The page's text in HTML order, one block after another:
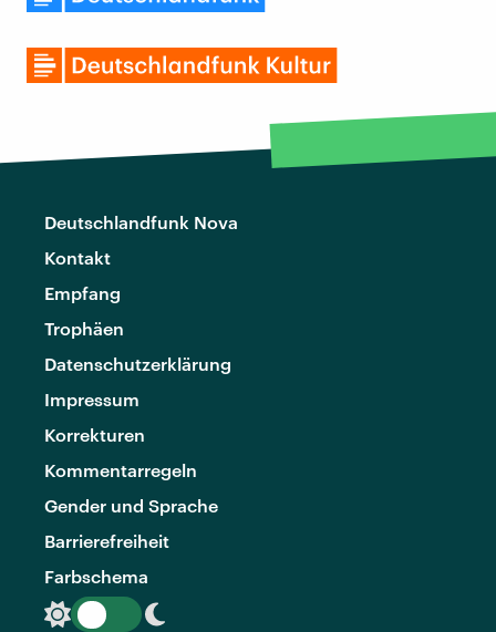
Deutschlandfunk Nova
Kontakt
Empfang
Trophäen
Datenschutzerklärung
Impressum
Korrekturen
Kommentarregeln
Gender und Sprache
Barrierefreiheit
Farbschema